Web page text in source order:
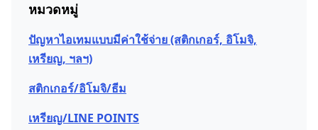
หมวดหมู่
ปัญหาไอเทมแบบมีค่าใช้จ่าย (สติกเกอร์, อิโมจิ,
เหรียญ, ฯลฯ)
สติกเกอร์/อิโมจิ/ธีม
เหรียญ/LINE POINTS